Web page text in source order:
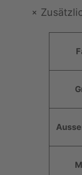
+
e
W